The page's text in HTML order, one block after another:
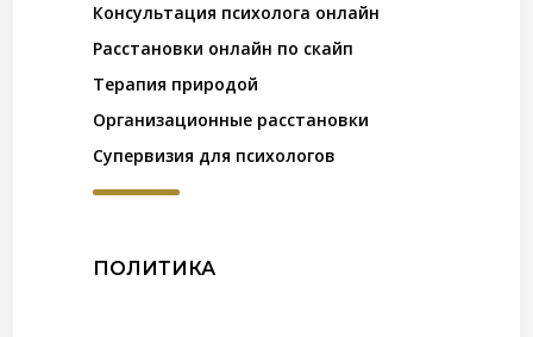
Консультация психолога онлайн
Расстановки онлайн по скайп
Терапия природой
Организационные расстановки
Супервизия для психологов
ПОЛИТИКА